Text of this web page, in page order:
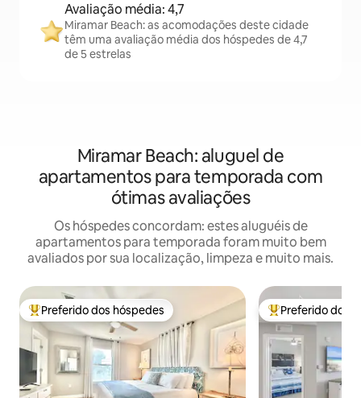
Avaliação média: 4,7
Miramar Beach: as acomodações deste cidade
têm uma avaliação média dos hóspedes de 4,7
de 5 estrelas
Miramar Beach: aluguel de
apartamentos para temporada com
ótimas avaliações
Os hóspedes concordam: estes aluguéis de
apartamentos para temporada foram muito bem
avaliados por sua localização, limpeza e muito mais.
Entre os melhores preferidos dos hóspedes
Preferido dos hóspedes Entre os
Preferido dos